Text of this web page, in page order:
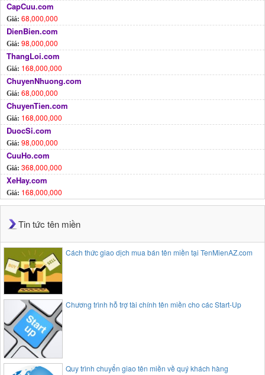
CapCuu.com
Giá: 68,000,000
DienBien.com
Giá: 98,000,000
ThangLoi.com
Giá: 168,000,000
ChuyenNhuong.com
Giá: 68,000,000
ChuyenTien.com
Giá: 168,000,000
DuocSi.com
Giá: 98,000,000
CuuHo.com
Giá: 368,000,000
XeHay.com
Giá: 168,000,000
Tin tức tên miền
Cách thức giao dịch mua bán tên miền tại TenMienAZ.com
Chương trình hỗ trợ tài chính tên miền cho các Start-Up
Quy trình chuyển giao tên miền về quý khách hàng